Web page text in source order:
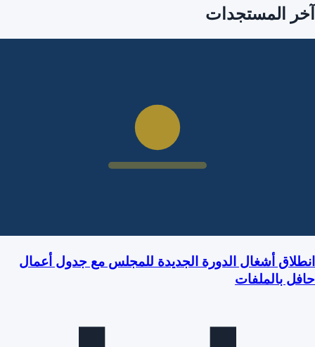
آخر المستجدات
انطلاق أشغال الدورة الجديدة للمجلس مع جدول أعمال
حافل بالملفات